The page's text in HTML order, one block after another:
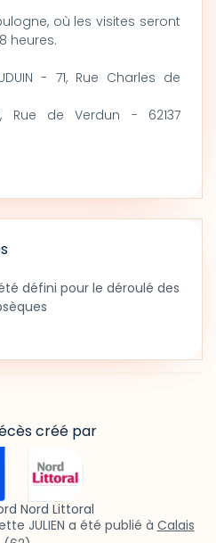
où les visites seront
heures.
- 71, Rue Charles de
Rue de Verdun - 62137
défini pour le déroulé des
créé par
Nord Littoral
JULIEN a été publié à Calais